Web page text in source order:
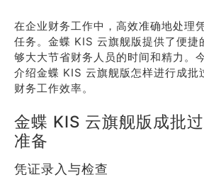
在企业财务工作中，高效准确地处理
任务。金蝶 KIS 云旗舰版提供了便捷
够大大节省财务人员的时间和精力。
介绍金蝶 KIS 云旗舰版怎样进行成批
财务工作效率。
金蝶 KIS 云旗舰版成批
准备
凭证录入与检查